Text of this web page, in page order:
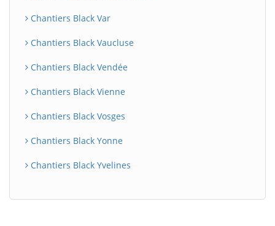
Chantiers Black Var
Chantiers Black Vaucluse
Chantiers Black Vendée
Chantiers Black Vienne
Chantiers Black Vosges
Chantiers Black Yonne
Chantiers Black Yvelines